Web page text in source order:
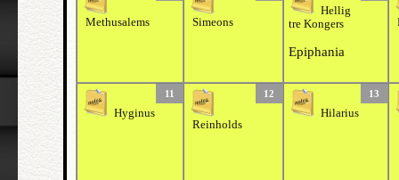
Methusalems Simeons
Hellig
tre Kongers
Epiphania
11
Hyginus
12
Reinholds
13
Hilarius